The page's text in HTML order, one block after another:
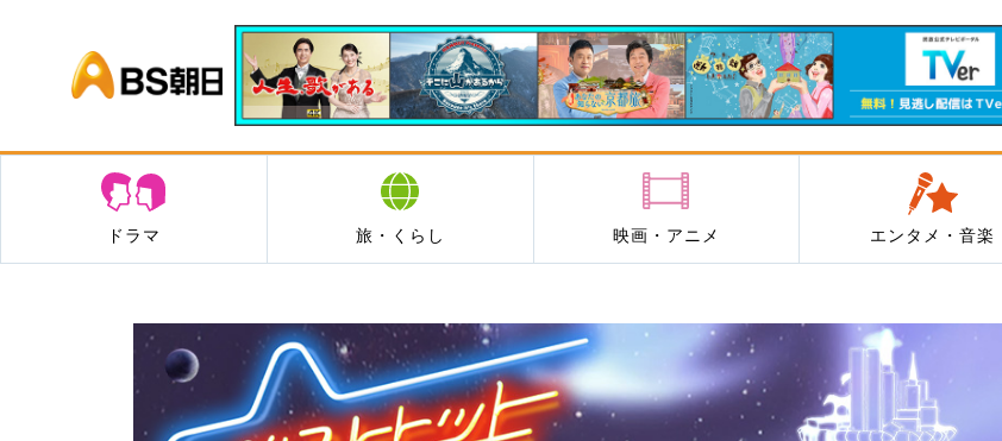
BS朝日
ドラマ 旅・くらし 映画・アニメ エンタメ・音楽